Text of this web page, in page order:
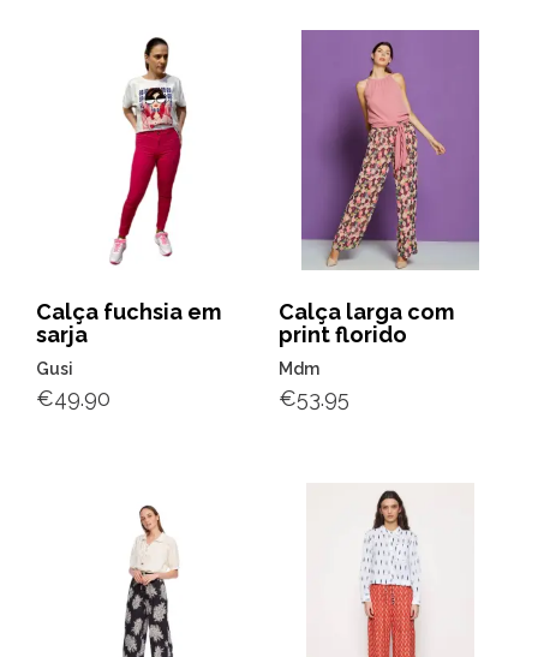
Calça fuchsia em
sarja
Gusi
€49.90
Calça larga com
print florido
Mdm
€53.95